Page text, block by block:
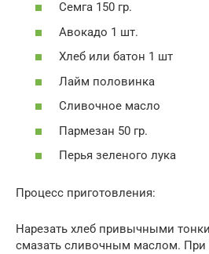
Семга 150 гр.
Авокадо 1 шт.
Хлеб или батон 1 шт
Лайм половинка
Сливочное масло
Пармезан 50 гр.
Перья зеленого лука
Процесс приготовления:
Нарезать хлеб привычными
смазать сливочным маслом.